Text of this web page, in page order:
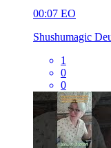
00:07 EO
Shushumagic
1
0
0